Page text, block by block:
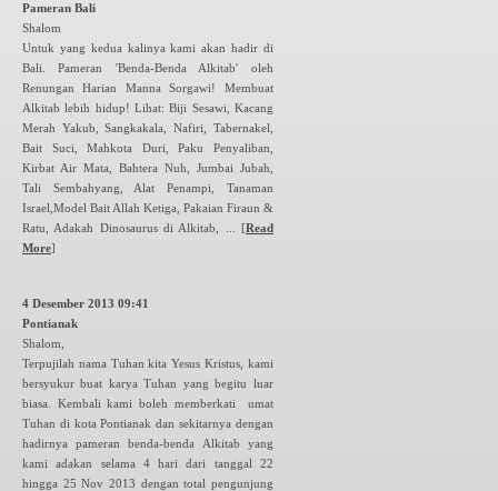
Pameran Bali
Shalom
Untuk yang kedua kalinya kami akan hadir di
Bali. Pameran 'Benda-Benda Alkitab' oleh
Renungan Harian Manna Sorgawi! Membuat
Alkitab lebih hidup! Lihat: Biji Sesawi, Kacang
Merah Yakub, Sangkakala, Nafiri, Tabernakel,
Bait Suci, Mahkota Duri, Paku Penyaliban,
Kirbat Air Mata, Bahtera Nuh, Jumbai Jubah,
Tali Sembahyang, Alat Penampi, Tanaman
Israel,Model Bait Allah Ketiga, Pakaian Firaun &
Ratu, Adakah Dinosaurus di Alkitab, ... [Read
More]
4 Desember 2013 09:41
Pontianak
Shalom,
Terpujilah nama Tuhan kita Yesus Kristus, kami
bersyukur buat karya Tuhan yang begitu luar
biasa. Kembali kami boleh memberkati umat
Tuhan di kota Pontianak dan sekitarnya dengan
hadirnya pameran benda-benda Alkitab yang
kami adakan selama 4 hari dari tanggal 22
hingga 25 Nov 2013 dengan total pengunjung